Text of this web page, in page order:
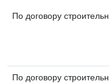
По договору
По договору